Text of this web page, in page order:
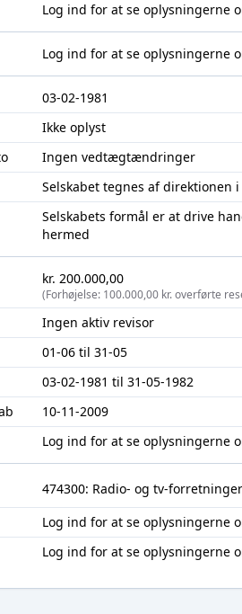
Log ind for at se oplysningerne
Log ind for at se oplysningerne
03-02-1981
Ikke oplyst
Ingen vedtægtændringer
Selskabet tegnes af direktionen
Selskabets formål er at drive
hermed
kr. 200.000,00
(Forhøjelse: 100.000,00 kr. overførte
Ingen aktiv revisor
01-06 til 31-05
03-02-1981 til 31-05-1982
10-11-2009
Log ind for at se oplysningerne
474300: Radio- og tv-forretninger
Log ind for at se oplysningerne
Log ind for at se oplysningerne